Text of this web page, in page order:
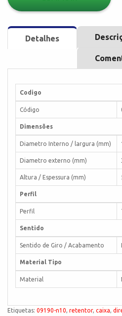
Detalhes
Codigo
Código
Dimensões
Diametro Interno / largura (mm)
Diametro externo (mm)
Altura / Espessura (mm)
Perfil
Perfil
Sentido
Sentido de Giro / Acabamento
Material Tipo
Material
Etiquetas: 09190-n10, retentor, caixa,